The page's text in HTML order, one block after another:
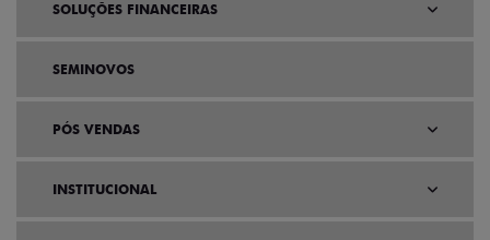
SOLUÇÕES FINANCEIRAS
SEMINOVOS
PÓS VENDAS
INSTITUCIONAL